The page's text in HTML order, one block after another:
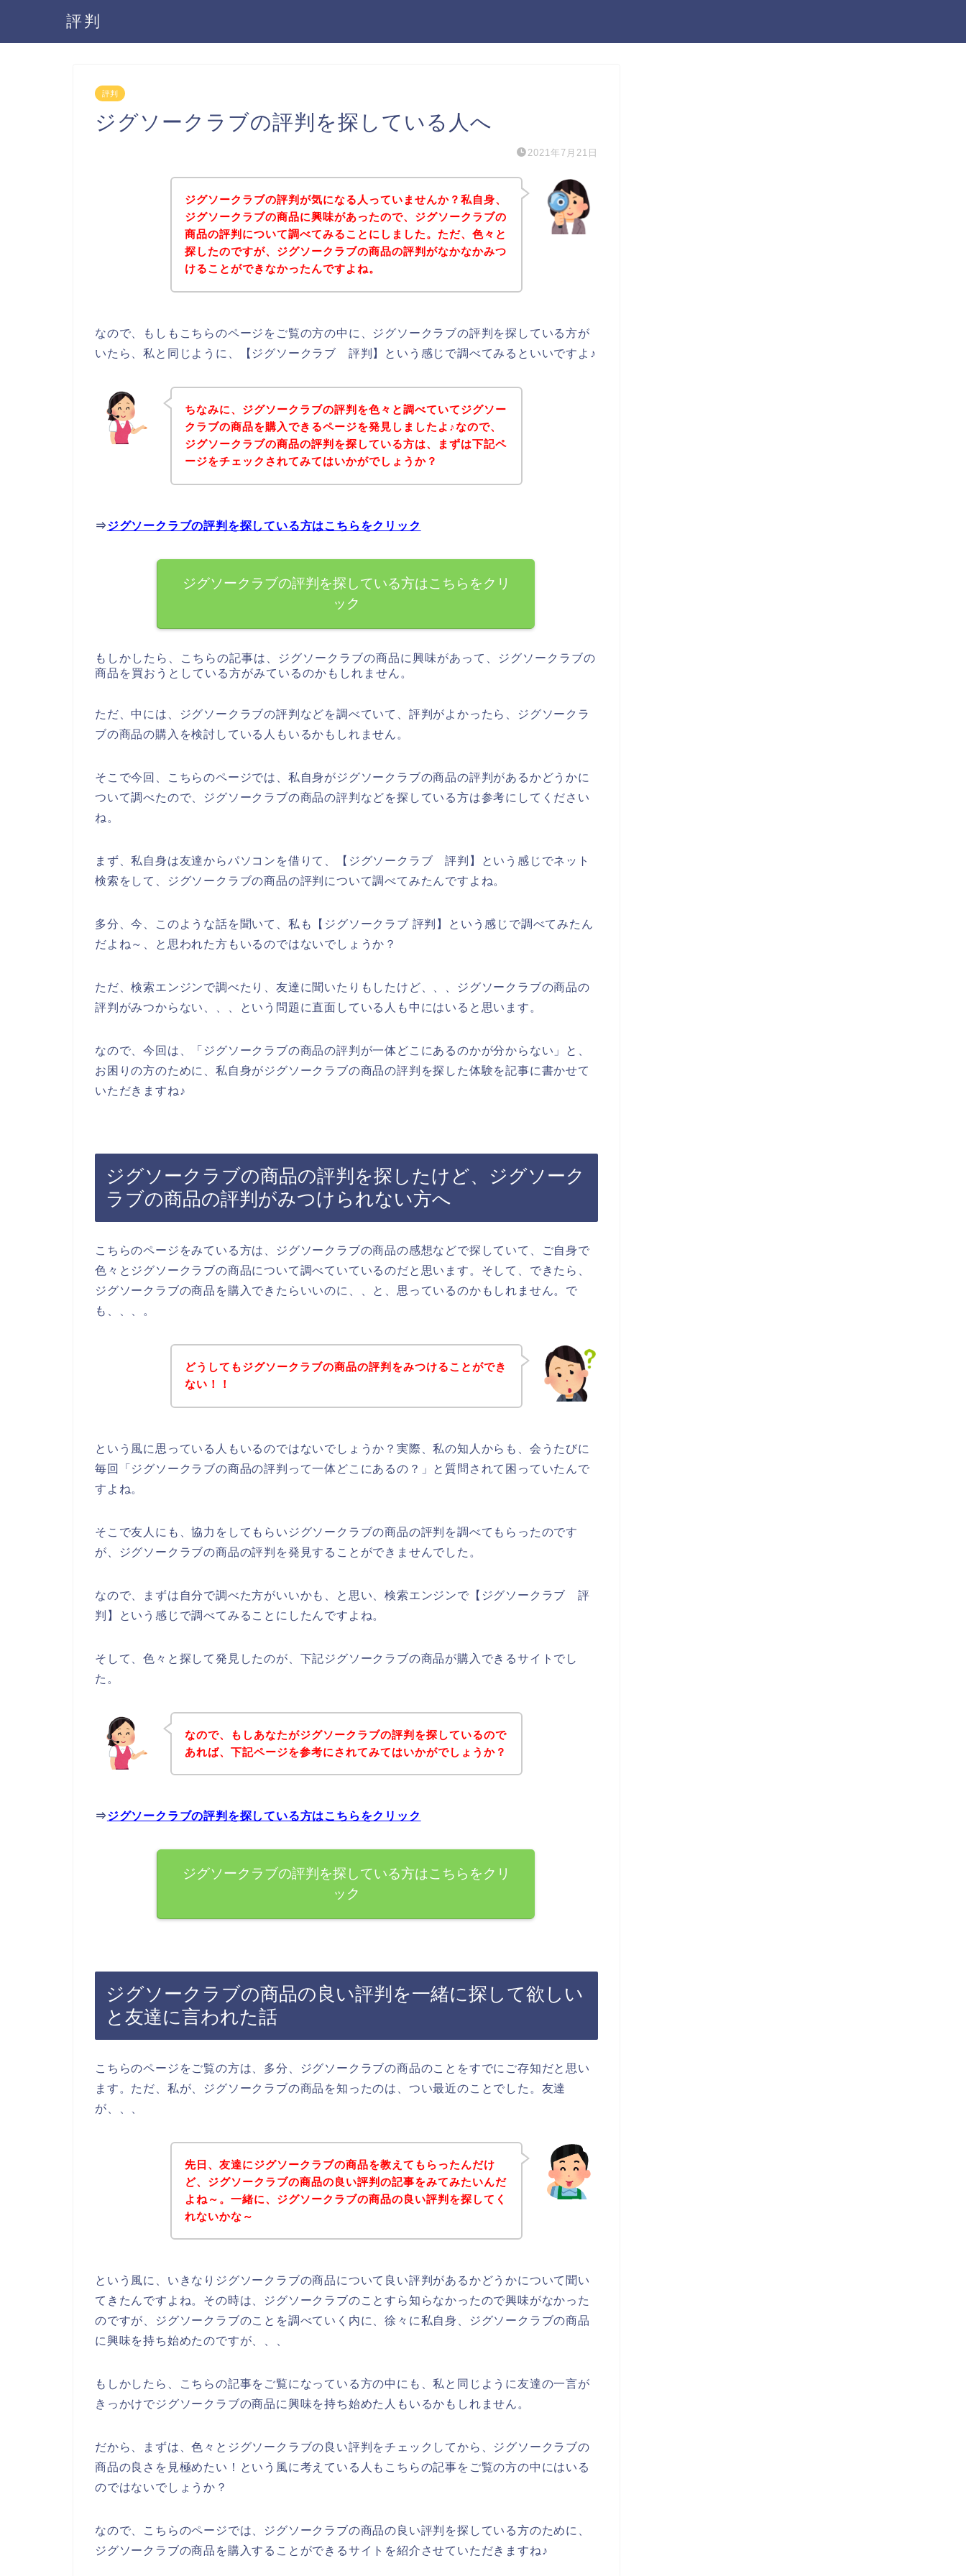
評判
評判
ジグソークラブの評判を探している人へ
2021年7月21日
ジグソークラブの評判が気になる人っていませんか？私自身、
ジグソークラブの商品に興味があったので、ジグソークラブの
商品の評判について調べてみることにしました。ただ、色々と
探したのですが、ジグソークラブの商品の評判がなかなかみつ
けることができなかったんですよね。
なので、もしもこちらのページをご覧の方の中に、ジグソークラブの評判を探している方が
いたら、私と同じように、【ジグソークラブ 評判】という感じで調べてみるといいですよ♪
ちなみに、ジグソークラブの評判を色々と調べていてジグソー
クラブの商品を購入できるページを発見しましたよ♪なので、
ジグソークラブの商品の評判を探している方は、まずは下記ペ
ージをチェックされてみてはいかがでしょうか？
⇒ジグソークラブの評判を探している方はこちらをクリック
ジグソークラブの評判を探している方はこちらをクリ
ック
もしかしたら、こちらの記事は、ジグソークラブの商品に興味があって、ジグソークラブの
商品を買おうとしている方がみているのかもしれません。
ただ、中には、ジグソークラブの評判などを調べていて、評判がよかったら、ジグソークラ
ブの商品の購入を検討している人もいるかもしれません。
そこで今回、こちらのページでは、私自身がジグソークラブの商品の評判があるかどうかに
ついて調べたので、ジグソークラブの商品の評判などを探している方は参考にしてください
ね。
まず、私自身は友達からパソコンを借りて、【ジグソークラブ 評判】という感じでネット
検索をして、ジグソークラブの商品の評判について調べてみたんですよね。
多分、今、このような話を聞いて、私も【ジグソークラブ 評判】という感じで調べてみたん
だよね～、と思われた方もいるのではないでしょうか？
ただ、検索エンジンで調べたり、友達に聞いたりもしたけど、、、ジグソークラブの商品の
評判がみつからない、、、という問題に直面している人も中にはいると思います。
なので、今回は、「ジグソークラブの商品の評判が一体どこにあるのかが分からない」と、
お困りの方のために、私自身がジグソークラブの商品の評判を探した体験を記事に書かせて
いただきますね♪
ジグソークラブの商品の評判を探したけど、ジグソーク
ラブの商品の評判がみつけられない方へ
こちらのページをみている方は、ジグソークラブの商品の感想などで探していて、ご自身で
色々とジグソークラブの商品について調べていているのだと思います。そして、できたら、
ジグソークラブの商品を購入できたらいいのに、、と、思っているのかもしれません。で
も、、、。
どうしてもジグソークラブの商品の評判をみつけることができ
ない！！
という風に思っている人もいるのではないでしょうか？実際、私の知人からも、会うたびに
毎回「ジグソークラブの商品の評判って一体どこにあるの？」と質問されて困っていたんで
すよね。
そこで友人にも、協力をしてもらいジグソークラブの商品の評判を調べてもらったのです
が、ジグソークラブの商品の評判を発見することができませんでした。
なので、まずは自分で調べた方がいいかも、と思い、検索エンジンで【ジグソークラブ 評
判】という感じで調べてみることにしたんですよね。
そして、色々と探して発見したのが、下記ジグソークラブの商品が購入できるサイトでし
た。
なので、もしあなたがジグソークラブの評判を探しているので
あれば、下記ページを参考にされてみてはいかがでしょうか？
⇒ジグソークラブの評判を探している方はこちらをクリック
ジグソークラブの評判を探している方はこちらをクリ
ック
ジグソークラブの商品の良い評判を一緒に探して欲しい
と友達に言われた話
こちらのページをご覧の方は、多分、ジグソークラブの商品のことをすでにご存知だと思い
ます。ただ、私が、ジグソークラブの商品を知ったのは、つい最近のことでした。友達
が、、、
先日、友達にジグソークラブの商品を教えてもらったんだけ
ど、ジグソークラブの商品の良い評判の記事をみてみたいんだ
よね～。一緒に、ジグソークラブの商品の良い評判を探してく
れないかな～
という風に、いきなりジグソークラブの商品について良い評判があるかどうかについて聞い
てきたんですよね。その時は、ジグソークラブのことすら知らなかったので興味がなかった
のですが、ジグソークラブのことを調べていく内に、徐々に私自身、ジグソークラブの商品
に興味を持ち始めたのですが、、、
もしかしたら、こちらの記事をご覧になっている方の中にも、私と同じように友達の一言が
きっかけでジグソークラブの商品に興味を持ち始めた人もいるかもしれません。
だから、まずは、色々とジグソークラブの良い評判をチェックしてから、ジグソークラブの
商品の良さを見極めたい！という風に考えている人もこちらの記事をご覧の方の中にはいる
のではないでしょうか？
なので、こちらのページでは、ジグソークラブの商品の良い評判を探している方のために、
ジグソークラブの商品を購入することができるサイトを紹介させていただきますね♪